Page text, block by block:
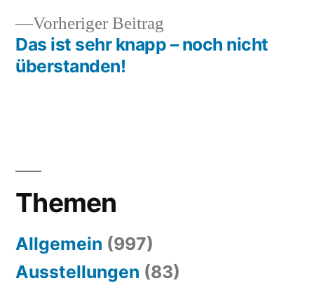
Vorheriger Beitrag
Beitrag:
Das ist sehr knapp – noch nicht
überstanden!
Themen
Allgemein (997)
Ausstellungen (83)